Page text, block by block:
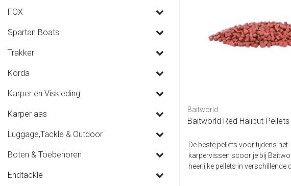
FOX
Spartan Boats
Trakker
Korda
Karper en Viskleding
Karper aas
Luggage,Tackle & Outdoor
Boten & Toebehoren
Endtackle
Baitworld
Baitworld Red Halibut
De beste pellets voor tijdens het
karpervissen scoor je bij
heerlijke pellets in verschillende